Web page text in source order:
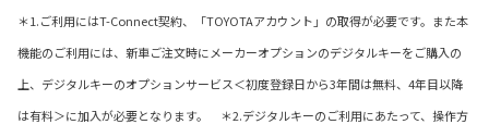
＊1.ご利用にはT-Connect契約、「TOYOTAアカウント」の取得が必要です。また本
機能のご利用には、新車ご注文時にメーカーオプションのデジタルキーをご購入の
上、デジタルキーのオプションサービス＜初度登録日から3年間は無料、4年目以降
は有料＞に加入が必要となります。 ＊2.デジタルキーのご利用にあたって、操作方